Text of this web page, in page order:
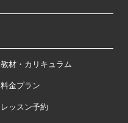
教材・カリキュラム
料金プラン
レッスン予約